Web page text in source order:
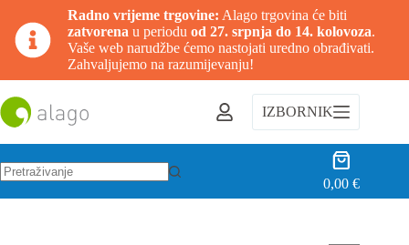
Radno vrijeme trgovine: Alago trgovina će biti
zatvorena u periodu od 27. srpnja do 14. kolovoza.
Vaše web narudžbe ćemo nastojati uredno obrađivati.
Zahvaljujemo na razumijevanju!
na
sadržaj
IZBORNIK
Košarica
0,00€